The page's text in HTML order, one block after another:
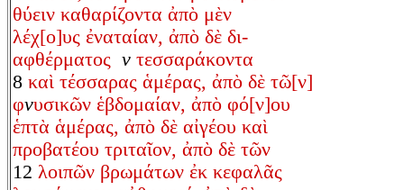
θύειν καθαρίζοντα ἀπὸ μὲν
λέχ[ο]υς ἐναταίαν, ἀπὸ δὲ δι-
αφθέρματος v τεσσαράκοντα
8 καὶ τέσσαρας ἁμέρας, ἀπὸ δὲ τῶ[ν]
φvυσικῶν ἑβδομαίαν, ἀπὸ φό[ν]ου
ἑπτὰ ἁμέρας, ἀπὸ δὲ αἰγέου καὶ
προβατέου τριταῖον, ἀπὸ δὲ τῶν
12 λοιπῶν βρωμάτων ἐκ κεφαλᾶς